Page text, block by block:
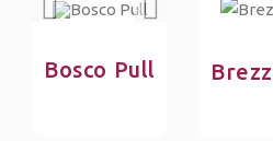
Bosco Pull